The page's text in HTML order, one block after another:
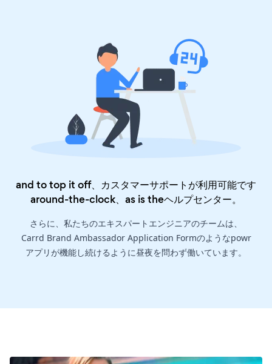
and to top it off、カスタマーサポートが利用可能です
around-the-clock、as is theヘルプセンター。
さらに、私たちのエキスパートエンジニアのチームは、
Carrd Brand Ambassador Application Formのようなpowr
アプリが機能し続けるように昼夜を問わず働いています。